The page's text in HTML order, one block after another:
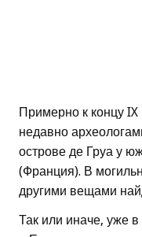
Примерно к концу
недавно
острове де Груа у
(Франция). В
другими вещами
Так или иначе, уже